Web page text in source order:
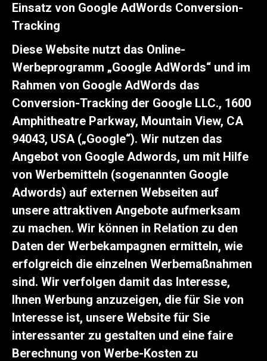
Einsatz von Google AdWords Conversion-
Tracking
Diese Website nutzt das Online-
Werbeprogramm „Google AdWords“ und im
Rahmen von Google AdWords das
Conversion-Tracking der Google LLC., 1600
Amphitheatre Parkway, Mountain View, CA
94043, USA („Google“). Wir nutzen das
Angebot von Google Adwords, um mit Hilfe
von Werbemitteln (sogenannten Google
Adwords) auf externen Webseiten auf
unsere attraktiven Angebote aufmerksam
zu machen. Wir können in Relation zu den
Daten der Werbekampagnen ermitteln, wie
erfolgreich die einzelnen Werbemaßnahmen
sind. Wir verfolgen damit das Interesse,
Ihnen Werbung anzuzeigen, die für Sie von
Interesse ist, unsere Website für Sie
interessanter zu gestalten und eine faire
Berechnung von Werbe-Kosten zu